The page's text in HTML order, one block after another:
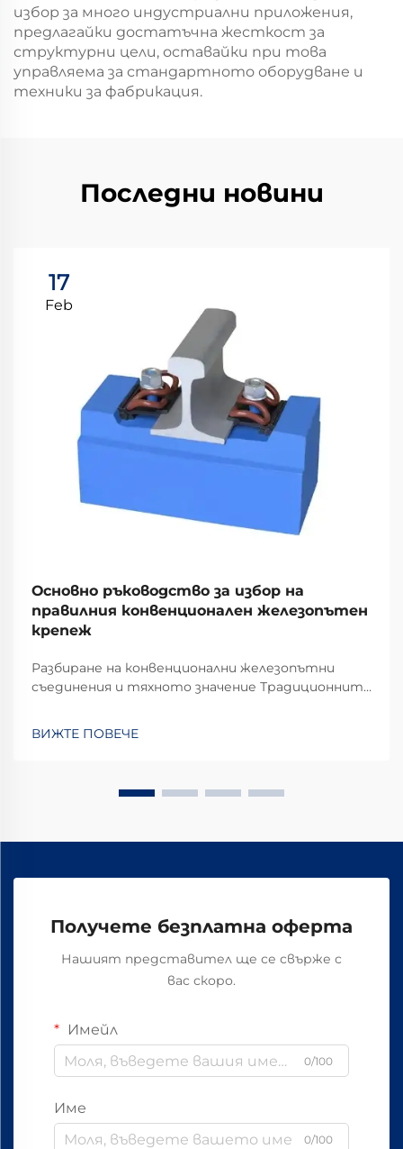
избор за много индустриални приложения,
предлагайки достатъчна жесткост за
структурни цели, оставайки при това
управляема за стандартното оборудване и
техники за фабрикация.
Последни новини
17
Feb
Основно ръководство за избор на
правилния конвенционален железопътен
крепеж
Разбиране на конвенционални железопътни
съединения и тяхното значение Традиционните
железопътните линии в ежедневната
включващи болтове, гайки и...
ВИЖТЕ ПОВЕЧЕ
Получете безплатна оферта
Нашият представител ще се свърже с
вас скоро.
Имейл
0/100
Име
0/100